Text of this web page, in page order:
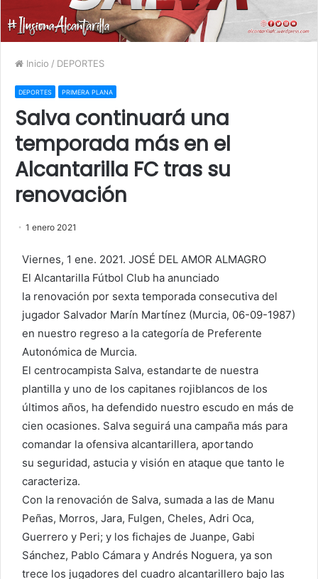
Inicio / DEPORTES
DEPORTES PRIMERA PLANA
Salva continuará una
temporada más en el
Alcantarilla FC tras su
renovación
1 enero 2021
Viernes, 1 ene. 2021. JOSÉ DEL AMOR ALMAGRO
El Alcantarilla Fútbol Club ha anunciado
la renovación por sexta temporada consecutiva del
jugador Salvador Marín Martínez (Murcia, 06-09-1987)
en nuestro regreso a la categoría de Preferente
Autonómica de Murcia.
El centrocampista Salva, estandarte de nuestra
plantilla y uno de los capitanes rojiblancos de los
últimos años, ha defendido nuestro escudo en más de
cien ocasiones. Salva seguirá una campaña más para
comandar la ofensiva alcantarillera, aportando
su seguridad, astucia y visión en ataque que tanto le
caracteriza.
Con la renovación de Salva, sumada a las de Manu
Peñas, Morros, Jara, Fulgen, Cheles, Adri Oca,
Guerrero y Peri; y los fichajes de Juanpe, Gabi
Sánchez, Pablo Cámara y Andrés Noguera, ya son
trece los jugadores del cuadro alcantarillero bajo las